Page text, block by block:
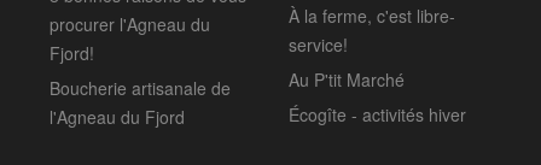
procurer l'Agneau du
Fjord!
Boucherie artisanale de
l'Agneau du Fjord
À la ferme, c'est libre-
service!
Au P'tit Marché
Écogîte - activités hiver